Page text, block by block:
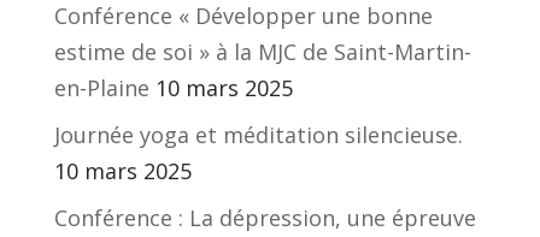
Conférence « Développer une bonne
estime de soi » à la MJC de Saint-Martin-
en-Plaine 10 mars 2025
Journée yoga et méditation silencieuse.
10 mars 2025
Conférence : La dépression, une épreuve